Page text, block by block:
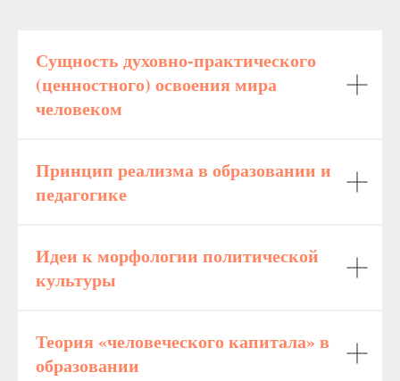
Сущность духовно-практического
(ценностного) освоения мира
человеком
Принцип реализма в образовании и
педагогике
Идеи к морфологии политической
культуры
Теория «человеческого капитала» в
образовании